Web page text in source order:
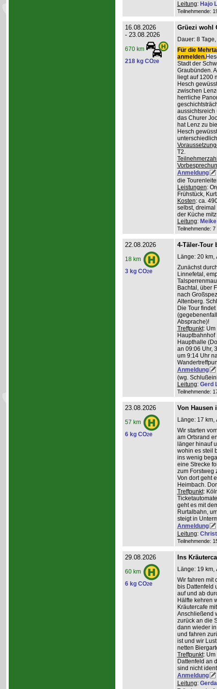
Leitung: Hajo
Teilnehmende:
16.08.2026
- 23.08.2026
670 km
218 kg CO2e
Grüezi wohl
Dauer: 8
Für die
anmelden.
Stadt der
Graubünden.
liegt auf 1200
Hesch
zwischen
herrliche
aussichtsreich
das Churer
hat Lenz zu
Hesch
T2.
Anmeldung
die
Leistungen:
Frühstück,
Kosten: ca.
selbst,
der Küche
Leitung:
Teilnehmende:
22.08.2026
18 km
3 kg CO2e
4-Täler-Tour
Länge: 20 km,
Zunächst
Linnefetal,
Bachtal, über
nach
Altenberg.
Die Tour
Absprache)!
Treffpunkt: Um
Hauptbahnhof
Haupthalle
an 09:06 Uhr,
um 9:14 Uhr
Anmeldung
(wg.
Leitung: Gerd
Teilnehmende:
23.08.2026
57 km
6 kg CO2e
Von Hausen
Länge: 17 km,
Wir starten
am Ortsrand
länger hinauf
wohin es steil
ins wenig
eine Strecke
zum Forstweg
Von dort geht
Heimbach.
Treffpunkt:
geht es mit
Rurtalbahn,
steigt in
Anmeldung
Leitung:
Teilnehmende:
29.08.2026
60 km
6 kg CO2e
Ins
Länge: 19 km,
Wir fahren mit
bis Dattenfeld
auf und ab
Hälfte kehren
Kräutercafe
Anschließend
zurück an die
dann wieder
und fahren
ist und wir
netten
Treffpunkt: Um
Dattenfeld an
sind nicht
Anmeldung
Leitung: